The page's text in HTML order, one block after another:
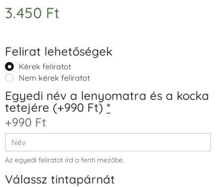
3.450 Ft
Felirat lehetőségek
Kérek feliratot
Nem kérek feliratot
Egyedi név a lenyomatra és a kocka
tetejére (+990 Ft) *
+990 Ft
Az egyedi feliratot írd a fenti mezőbe.
Válassz tintapárnát